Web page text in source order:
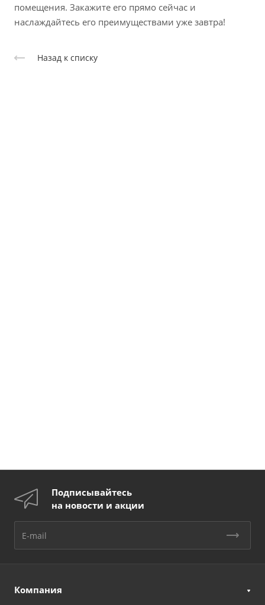
помещения. Закажите его прямо сейчас и
наслаждайтесь его преимуществами уже завтра!
Назад к списку
Подписывайтесь
на новости и акции
Компания